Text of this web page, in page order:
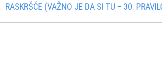
RASKRŠĆE (VAŽNO JE DA SI TU – 30.